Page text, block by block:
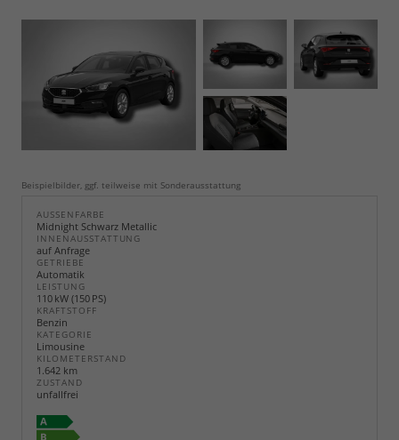
Beispielbilder, ggf. teilweise mit Sonderausstattung
AUSSENFARBE
Midnight Schwarz Metallic
INNENAUSSTATTUNG
auf Anfrage
GETRIEBE
Automatik
LEISTUNG
110 kW (150 PS)
KRAFTSTOFF
Benzin
KATEGORIE
Limousine
KILOMETERSTAND
1.642 km
ZUSTAND
unfallfrei